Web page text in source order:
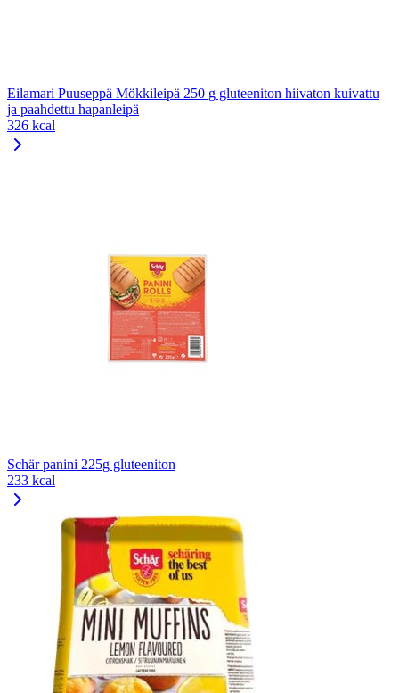
Eilamari Puuseppä Mökkileipä 250 g gluteeniton hiivaton kuivattu
ja paahdettu hapanleipä
326 kcal
Schär panini 225g gluteeniton
233 kcal